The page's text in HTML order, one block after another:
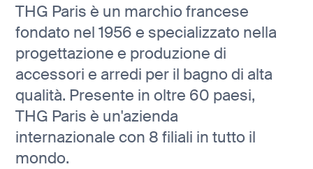
THG Paris è un marchio francese
fondato nel 1956 e specializzato nella
progettazione e produzione di
accessori e arredi per il bagno di alta
qualità. Presente in oltre 60 paesi,
THG Paris è un'azienda
internazionale con 8 filiali in tutto il
mondo.